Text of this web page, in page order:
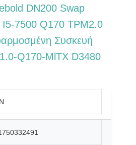
DN200 Swap
7500 Q170 TPM2.0
Συσκευή
Q170-MlTX D3480